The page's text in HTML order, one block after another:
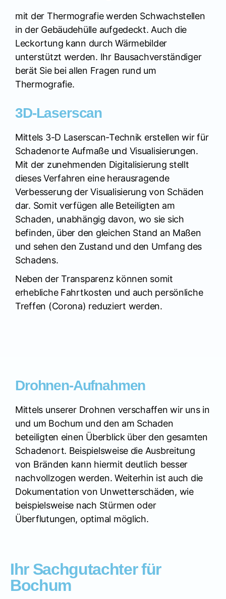
mit der Thermografie werden Schwachstellen
in der Gebäudehülle aufgedeckt. Auch die
Leckortung kann durch Wärmebilder
unterstützt werden. Ihr Bausachverständiger
berät Sie bei allen Fragen rund um
Thermografie.
3D-Laserscan
Mittels 3-D Laserscan-Technik erstellen wir für
Schadenorte Aufmaße und Visualisierungen.
Mit der zunehmenden Digitalisierung stellt
dieses Verfahren eine herausragende
Verbesserung der Visualisierung von Schäden
dar. Somit verfügen alle Beteiligten am
Schaden, unabhängig davon, wo sie sich
befinden, über den gleichen Stand an Maßen
und sehen den Zustand und den Umfang des
Schadens.
Neben der Transparenz können somit
erhebliche Fahrtkosten und auch persönliche
Treffen (Corona) reduziert werden.
Drohnen-Aufnahmen
Mittels unserer Drohnen verschaffen wir uns in
und um Bochum und den am Schaden
beteiligten einen Überblick über den gesamten
Schadenort. Beispielsweise die Ausbreitung
von Bränden kann hiermit deutlich besser
nachvollzogen werden. Weiterhin ist auch die
Dokumentation von Unwetterschäden, wie
beispielsweise nach Stürmen oder
Überflutungen, optimal möglich.
Ihr Sachgutachter für
Bochum